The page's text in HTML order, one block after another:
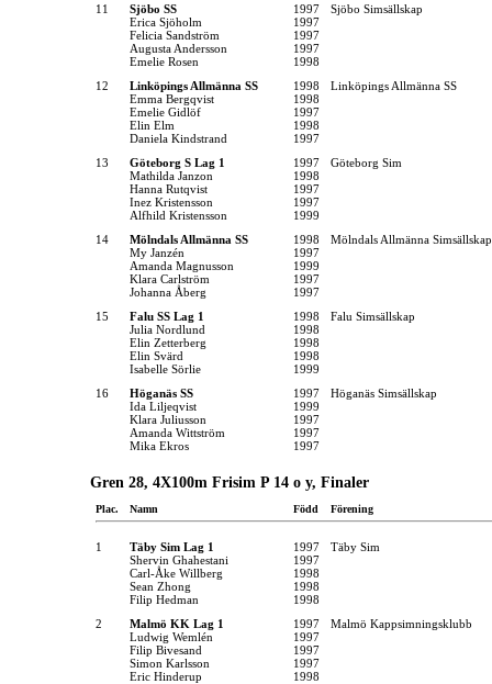
11
Sjöbo SS 1997
Sjöbo Simsällskap
Erica Sjöholm
1997
Felicia Sandström
1997
Augusta Andersson
1997
Emelie Rosen
1998
12
Linköpings Allmänna SS 1998
Linköpings Allmänna SS
Emma Bergqvist
1998
Emelie Gidlöf
1997
Elin Elm
1998
Daniela Kindstrand
1997
13
Göteborg S Lag 1 1997
Göteborg Sim
Mathilda Janzon
1998
Hanna Rutqvist
1997
Inez Kristensson
1997
Alfhild Kristensson
1999
14
Mölndals Allmänna SS 1998
Mölndals Allmänna Simsällskap
My Janzén
1997
Amanda Magnusson
1999
Klara Carlström
1997
Johanna Åberg
1997
15
Falu SS Lag 1 1998
Falu Simsällskap
Julia Nordlund
1998
Elin Zetterberg
1998
Elin Svärd
1998
Isabelle Sörlie
1999
16
Höganäs SS 1997
Höganäs Simsällskap
Ida Liljeqvist
1999
Klara Juliusson
1997
Amanda Wittström
1997
Mika Ekros
1997
Gren 28, 4X100m Frisim P 14 o y, Finaler
Plac. Namn Född Förening
1 Täby Sim Lag 1 1997
Täby Sim
Shervin Ghahestani
1997
Carl-Åke Willberg
1998
Sean Zhong
1998
Filip Hedman
1998
2
Malmö KK Lag 1 1997
Malmö Kappsimningsklubb
Ludwig Wemlén
1997
Filip Bivesand
1997
Simon Karlsson
1997
Eric Hinderup
1998